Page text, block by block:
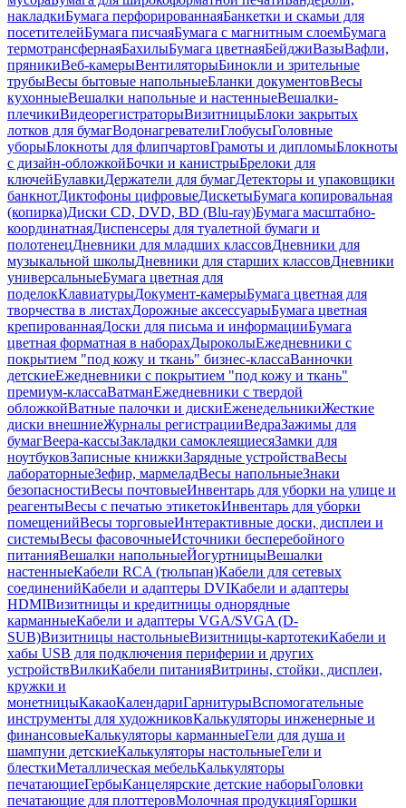
накладкиБумага перфорированнаяБанкетки и скамьи для
посетителейБумага писчаяБумага с магнитным слоемБумага
термотрансфернаяБахилыБумага цветнаяБейджиВазыВафли,
пряникиВеб-камерыВентиляторыБинокли и зрительные
трубыВесы бытовые напольныеБланки документовВесы
кухонныеВешалки напольные и настенныеВешалки-
плечикиВидеорегистраторыВизитницыБлоки закрытых
лотков для бумагВодонагревателиГлобусыГоловные
уборыБлокноты для флипчартовГрамоты и дипломыБлокноты
с дизайн-обложкойБочки и канистрыБрелоки для
ключейБулавкиДержатели для бумагДетекторы и упаковщики
банкнотДиктофоны цифровыеДискетыБумага копировальная
(копирка)Диски CD, DVD, BD (Blu-ray)Бумага масштабно-
координатнаяДиспенсеры для туалетной бумаги и
полотенецДневники для младших классовДневники для
музыкальной школыДневники для старших классовДневники
универсальныеБумага цветная для
поделокКлавиатурыДокумент-камерыБумага цветная для
творчества в листахДорожные аксессуарыБумага цветная
крепированнаяДоски для письма и информацииБумага
цветная форматная в наборахДыроколыЕжедневники с
покрытием "под кожу и ткань" бизнес-классаВанночки
детскиеЕжедневники с покрытием "под кожу и ткань"
премиум-классаВатманЕжедневники с твердой
обложкойВатные палочки и дискиЕженедельникиЖесткие
диски внешниеЖурналы регистрацииВедраЗажимы для
бумагВеера-кассыЗакладки самоклеящиесяЗамки для
ноутбуковЗаписные книжкиЗарядные устройстваВесы
лабораторныеЗефир, мармеладВесы напольныеЗнаки
безопасностиВесы почтовыеИнвентарь для уборки на улице и
реагентыВесы с печатью этикетокИнвентарь для уборки
помещенийВесы торговыеИнтерактивные доски, дисплеи и
системыВесы фасовочныеИсточники бесперебойного
питанияВешалки напольныеЙогуртницыВешалки
настенныеКабели RCA (тюльпан)Кабели для сетевых
соединенийКабели и адаптеры DVIКабели и адаптеры
HDMIВизитницы и кредитницы однорядные
карманныеКабели и адаптеры VGA/SVGA (D-
SUB)Визитницы настольныеВизитницы-картотекиКабели и
хабы USB для подключения периферии и других
устройствВилкиКабели питанияВитрины, стойки, дисплеи,
кружки и
монетницыКакаоКалендариГарнитурыВспомогательные
инструменты для художниковКалькуляторы инженерные и
финансовыеКалькуляторы карманныеГели для душа и
шампуни детскиеКалькуляторы настольныеГели и
блесткиМеталлическая мебельКалькуляторы
печатающиеГербыКанцелярские детские наборыГоловки
печатающие для плоттеровМолочная продукцияГоршки